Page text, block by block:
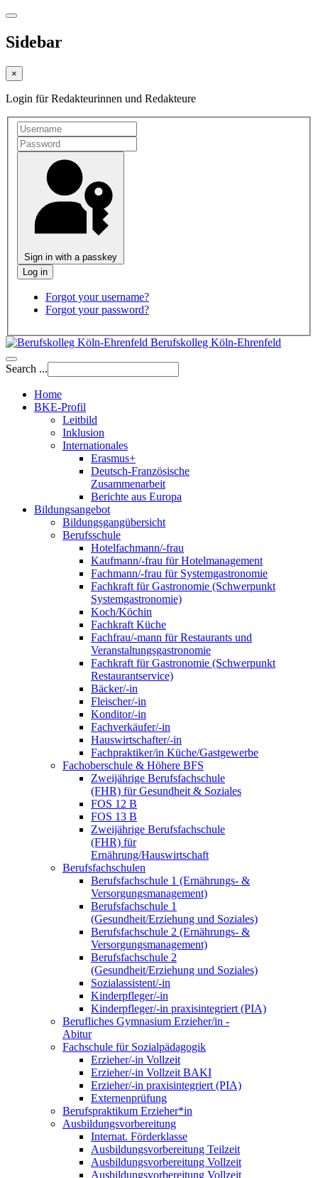
Sidebar
×
Login für Redakteurinnen und Redakteure
Sign in with a passkey
Forgot your username?
Forgot your password?
Berufskolleg Köln-Ehrenfeld
Search ...
Home
BKE-Profil
Leitbild
Inklusion
Internationales
Erasmus+
Deutsch-Französische
Zusammenarbeit
Berichte aus Europa
Bildungsangebot
Bildungsgangübersicht
Berufsschule
Hotelfachmann/-frau
Kaufmann/-frau für Hotelmanagement
Fachmann/-frau für Systemgastronomie
Fachkraft für Gastronomie (Schwerpunkt
Systemgastronomie)
Koch/Köchin
Fachkraft Küche
Fachfrau/-mann für Restaurants und
Veranstaltungsgastronomie
Fachkraft für Gastronomie (Schwerpunkt
Restaurantservice)
Bäcker/-in
Fleischer/-in
Konditor/-in
Fachverkäufer/-in
Hauswirtschafter/-in
Fachpraktiker/in Küche/Gastgewerbe
Fachoberschule & Höhere BFS
Zweijährige Berufsfachschule
(FHR) für Gesundheit & Soziales
FOS 12 B
FOS 13 B
Zweijährige Berufsfachschule
(FHR) für
Ernährung/Hauswirtschaft
Berufsfachschulen
Berufsfachschule 1 (Ernährungs- &
Versorgungsmanagement)
Berufsfachschule 1
(Gesundheit/Erziehung und Soziales)
Berufsfachschule 2 (Ernährungs- &
Versorgungsmanagement)
Berufsfachschule 2
(Gesundheit/Erziehung und Soziales)
Sozialassistent/-in
Kinderpfleger/-in
Kinderpfleger/-in praxisintegriert (PIA)
Berufliches Gymnasium Erzieher/in -
Abitur
Fachschule für Sozialpädagogik
Erzieher/-in Vollzeit
Erzieher/-in Vollzeit BAKI
Erzieher/-in praxisintegriert (PIA)
Externenprüfung
Berufspraktikum Erzieher*in
Ausbildungsvorbereitung
Internat. Förderklasse
Ausbildungsvorbereitung Teilzeit
Ausbildungsvorbereitung Vollzeit
Ausbildungsvorbereitung Vollzeit